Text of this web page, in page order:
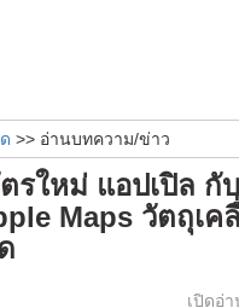
>> อ่านบทความ/ข่าว
รใหม่ แอปเปิล กั
Maps วัตถุเค
เปิดอ่า